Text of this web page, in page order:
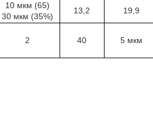
10 мкм (65)
30 мкм (35%)
13,2 19,9
2 40 5 мкм